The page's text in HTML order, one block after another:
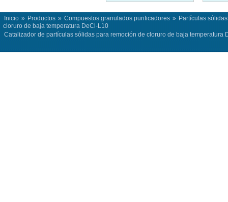
Inicio » Productos » Compuestos granulados purificadores » Partículas
cloruro de baja temperatura DeCl-L10
Catalizador de partículas sólidas para remoción de cloruro de baja temperatura